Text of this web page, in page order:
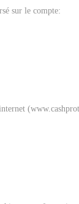
versé sur le compte: